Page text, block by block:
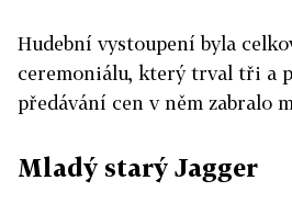
Hudební vystoupení byla
ceremoniálu, který trval tři a
předávání cen v něm zabralo
Mladý starý Jagger